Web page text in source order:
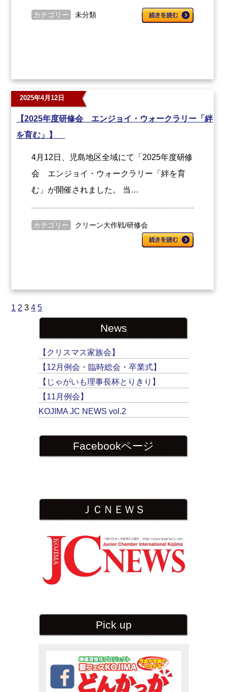
カテゴリー 未分類
2025年4月12日
【2025年度研修会 エンジョイ・ウォークラリー「絆
を育む」】
4月12日、児島地区全域にて「2025年度研修
会 エンジョイ・ウォークラリー「絆を育
む」が開催されました。 当…
カテゴリー クリーン大作戦/研修会
1 2 3 4 5
News
【クリスマス家族会】
【12月例会・臨時総会・卒業式】
【じゃがいも理事長杯とりきり】
【11月例会】
KOJIMA JC NEWS vol.2
Facebookページ
ＪＣＮＥＷＳ
Pick up